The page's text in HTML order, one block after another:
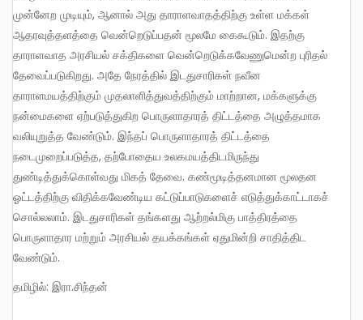
முன்னேற முடியும், ஆனால் அது தாராளவாதத்திற்கு உள்ள மக்கள்
ஆதரவுத்தளத்தை வென்றெடுப்பதன் மூலமே கைகூடும். இதற்கு
தாராளவாத அரசியல் சக்திகளை வென்றெடுக்கவேணுமென்ற புரிதல்
தேவைப்படுகிறது. அதே நேரத்தில் இடதுசாரிகள் நவீன
தாராளமயத்திற்கும் முதலாளித்துவத்திற்கும் மாற்றான, மக்களுக்கு
நன்மைகளை ஏற்படுத்துகிற பொருளாதாரத் திட்டத்தை அழுத்தமாக
வலியுறுத்த வேண்டும். இந்தப் பொருளாதாரத் திட்டத்தை
நடைமுறைப்படுத்த, தற்போதைய உலகமயத்திடமிருந்து
துண்டித்துக்கொள்வது மிகத் தேவை. கண்மூடித்தனமான மூலதன
ஓட்டத்திற்கு விதிக்கவேண்டிய கட்டுப்பாடுகளைச் எடுத்துக்காட்டாகச்
சொல்லலாம். இடதுசாரிகள் தங்களது ஆற்றல்மிகு பாத்திரத்தை
பொருளாதார மற்றும் அரசியல் தயக்கங்கள் ஏதுமின்றி சாதித்திட
வேண்டும்.
தமிழில்: இரா.சிந்தன்